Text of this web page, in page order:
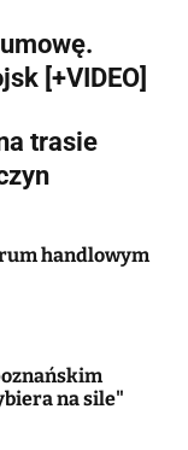
[+VIDEO]
trasie
handlowym
na sile"